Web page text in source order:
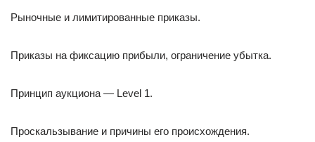
Рыночные и лимитированные приказы.
Приказы на фиксацию прибыли, ограничение убытка.
Принцип аукциона — Level 1.
Проскальзывание и причины его происхождения.